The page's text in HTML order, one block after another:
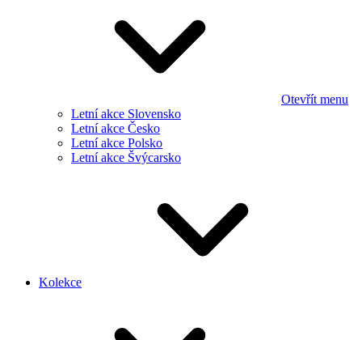
Otevřít menu
Letní akce Slovensko
Letní akce Česko
Letní akce Polsko
Letní akce Švýcarsko
Kolekce